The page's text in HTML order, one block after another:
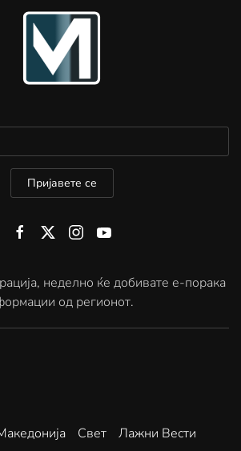
Пријавете се
неделно ќе добивате е-порака
од регионот.
Свет
Лажни Вести